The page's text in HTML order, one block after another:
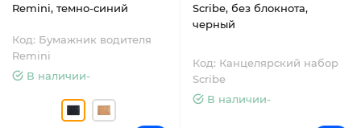
Remini, темно-синий
Код: Бумажник водителя
Remini
В наличии-
Scribe, без блокнота,
черный
Код: Канцелярский набор
Scribe
В наличии-